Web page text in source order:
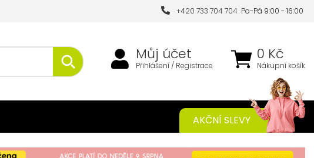
+420 733 704 704 Po-Pá 9:00 - 16:00
0 Kč
Nákupní košík
Můj účet
Přihlášení / Registrace
AKČNÍ SLEVY